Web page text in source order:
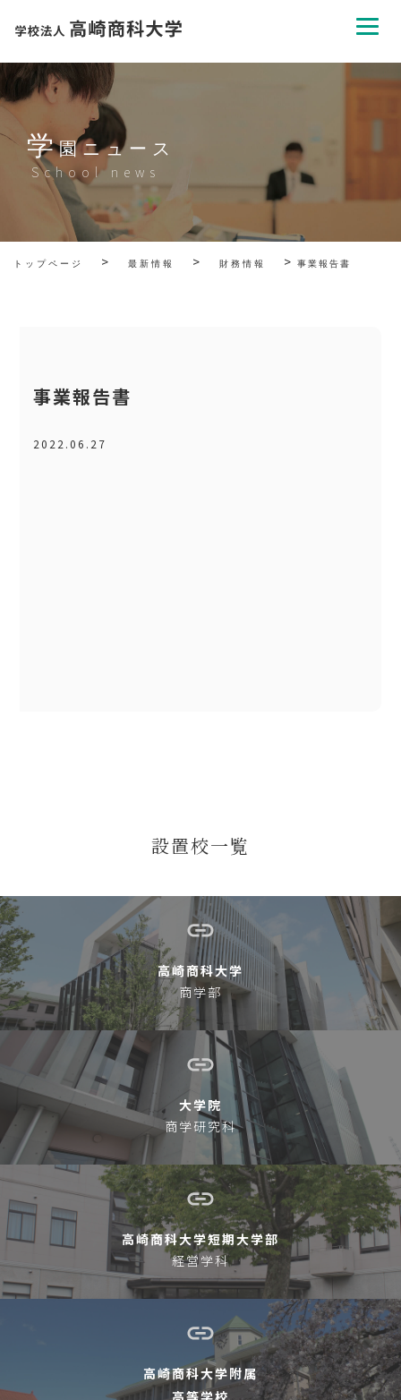
学園ニュース
School news
トップページ > 最新情報 > 財務情報 > 事業報告書
事業報告書
2022.06.27
設置校一覧
高崎商科大学
商学部
大学院
商学研究科
高崎商科大学短期大学部
経営学科
高崎商科大学附属
高等学校